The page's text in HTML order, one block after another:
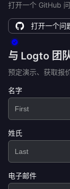
打开一个 GitHub
打开一个问
与 Logto 团
预定演示、获取报
名字
姓氏
电子邮件